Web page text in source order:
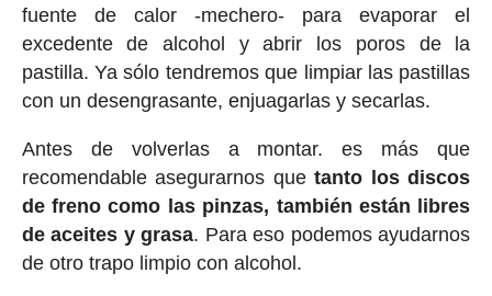
fuente de calor -mechero- para evaporar el
excedente de alcohol y abrir los poros de la
pastilla. Ya sólo tendremos que limpiar las pastillas
con un desengrasante, enjuagarlas y secarlas.
Antes de volverlas a montar. es más que
recomendable asegurarnos quetanto los discos
de freno como las pinzas, también están libres
de aceites y grasa. Para eso podemos ayudarnos
de otro trapo limpio con alcohol.